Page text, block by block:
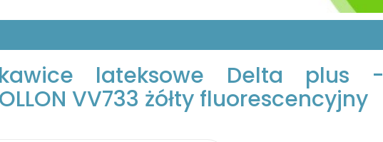
lateksowe Delta plus -
VV733 żółty fluorescencyjny